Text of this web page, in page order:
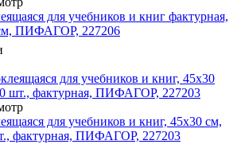
для учебников и книг фактурная,
ПИФАГОР, 227206
для учебников и книг, 45х30 см,
фактурная, ПИФАГОР, 227203